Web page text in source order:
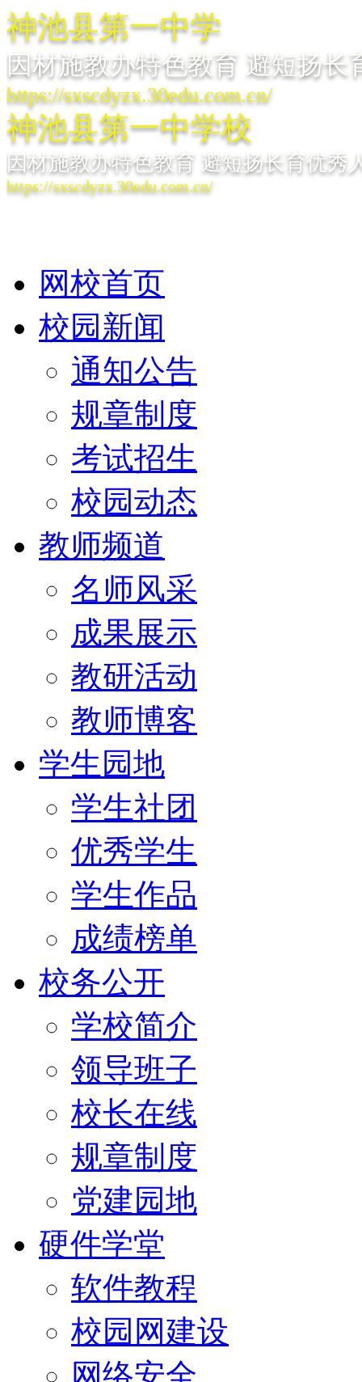
神池县第一中学
因材施教办特色教育 避短扬长
https://sxscdyzx.30edu.com.cn/
神池县第一中学校
因材施教办特色教育 避短扬长育优秀
https://sxscdyzx.30edu.com.cn/
网校首页
校园新闻
通知公告
规章制度
考试招生
校园动态
教师频道
名师风采
成果展示
教研活动
教师博客
学生园地
学生社团
优秀学生
学生作品
成绩榜单
校务公开
学校简介
领导班子
校长在线
规章制度
党建园地
硬件学堂
软件教程
校园网建设